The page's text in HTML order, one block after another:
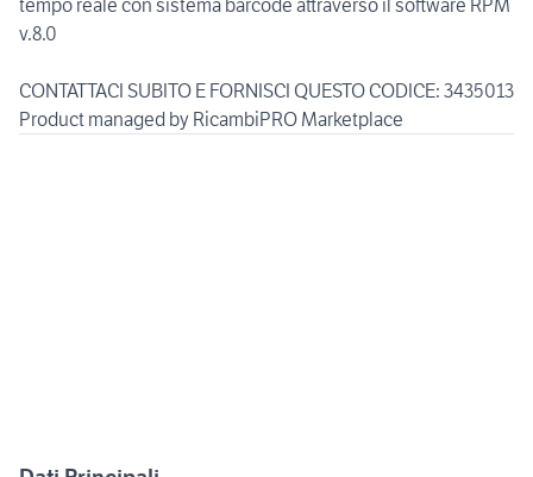
v.8.0
CONTATTACI SUBITO E FORNISCI QUESTO CODICE: 3435013
Product managed by RicambiPRO Marketplace